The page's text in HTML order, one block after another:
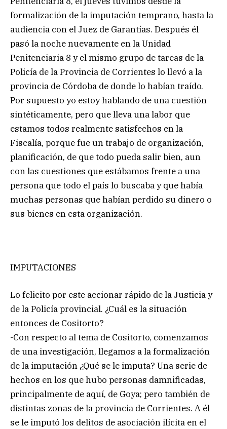
formalización de la imputación temprano, hasta la
audiencia con el Juez de Garantías. Después él
pasó la noche nuevamente en la Unidad
Penitenciaria 8 y el mismo grupo de tareas de la
Policía de la Provincia de Corrientes lo llevó a la
provincia de Córdoba de donde lo habían traído.
Por supuesto yo estoy hablando de una cuestión
sintéticamente, pero que lleva una labor que
estamos todos realmente satisfechos en la
Fiscalía, porque fue un trabajo de organización,
planificación, de que todo pueda salir bien, aun
con las cuestiones que estábamos frente a una
persona que todo el país lo buscaba y que había
muchas personas que habían perdido su dinero o
sus bienes en esta organización.
IMPUTACIONES
Lo felicito por este accionar rápido de la Justicia y
de la Policía provincial. ¿Cuál es la situación
entonces de Cositorto?
-Con respecto al tema de Cositorto, comenzamos
de una investigación, llegamos a la formalización
de la imputación ¿Qué se le imputa? Una serie de
hechos en los que hubo personas damnificadas,
principalmente de aquí, de Goya; pero también de
distintas zonas de la provincia de Corrientes. A él
se le imputó los delitos de asociación ilícita en el